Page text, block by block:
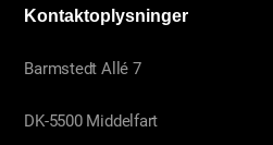
Kontaktoplysninger
Barmstedt Allé 7
DK-5500 Middelfart